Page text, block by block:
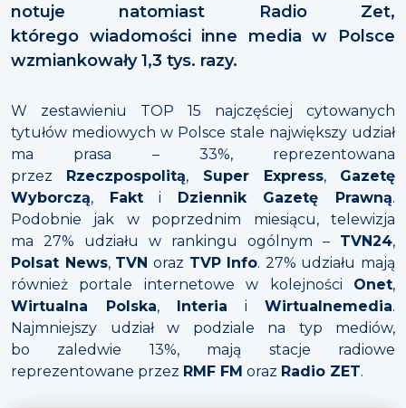
notuje natomiast Radio Zet,
którego wiadomości inne media w Polsce
wzmiankowały 1,3 tys. razy.
W zestawieniu TOP 15 najczęściej cytowanych
tytułów mediowych w Polsce stale największy udział
ma prasa – 33%, reprezentowana
przez Rzeczpospolitą, Super Express, Gazetę
Wyborczą, Fakti Dziennik Gazetę Prawną.
Podobnie jak w poprzednim miesiącu, telewizja
ma 27% udziału w rankingu ogólnym – TVN24,
Polsat News, TVN oraz TVP Info. 27% udziału mają
również portale internetowe w kolejności Onet,
Wirtualna Polska, Interia i Wirtualnemedia.
Najmniejszy udział w podziale na typ mediów,
bo zaledwie 13%, mają stacje radiowe
reprezentowane przez RMF FM oraz Radio ZET.